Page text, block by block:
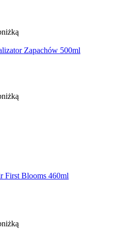
Zapachów 500ml
First Blooms 460ml